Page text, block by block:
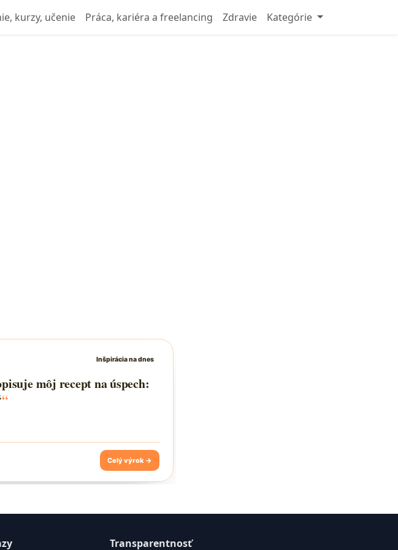
kurzy, učenie Práca, kariéra a freelancing Zdravie Kategórie
Transparentnosť